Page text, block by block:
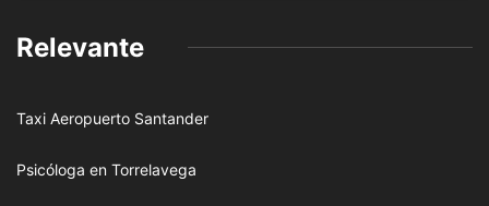
Relevante
Taxi Aeropuerto Santander
Psicóloga en Torrelavega